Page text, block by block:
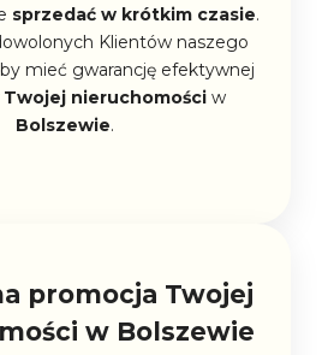
sprzedać w krótkim czasie.
Klientów naszego
mieć gwarancję efektywnej
Twojej nieruchomościw
Bolszewie.
promocja Twojej
w Bolszewie